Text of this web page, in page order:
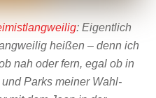
: Eigentlich
heißen – denn ich
nah oder fern, egal ob in
Parks meiner Wahl-